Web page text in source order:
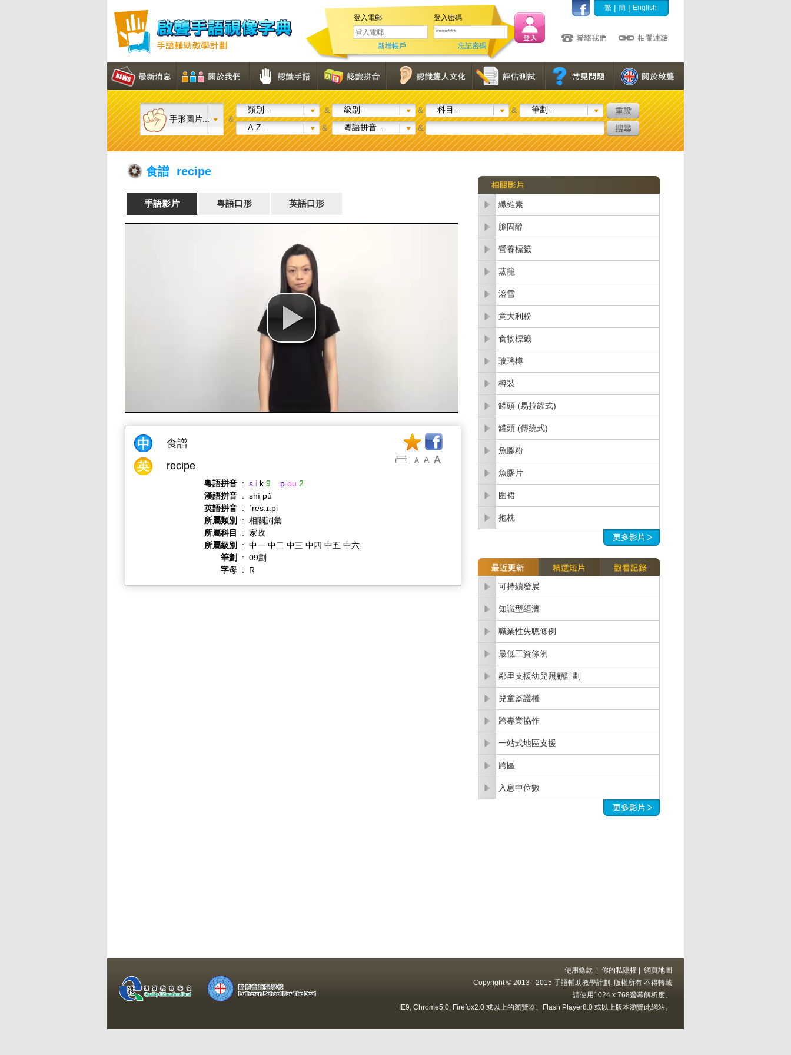
登入電郵 登入密碼
新增帳戶 忘記密碼
繁 | 簡 | English
手形圖片... &
類別... & 級別... & 科目... &
筆劃...
A-Z...
& 粵語拼音... &
食譜 recipe
手語影片 粵語口形 英語口形
食譜
recipe
粵語拼音 : s i k 9 p ou 2
漢語拼音 : shí pǔ
英語拼音 :
ˈres.ɪ.pi
所屬類別
: 相關詞彙
所屬科目
: 家政
所屬級別
: 中一 中二 中三 中四 中五 中六
筆劃
: 09劃
字母 : R
纖維素
膽固醇
營養標籤
蒸籠
溶雪
意大利粉
食物標籤
玻璃樽
樽裝
罐頭 (易拉罐式)
罐頭 (傳統式)
魚膠粉
魚膠片
圍裙
抱枕
可持續發展
知識型經濟
職業性失聰條例
最低工資條例
鄰里支援幼兒照顧計劃
兒童監護權
跨專業協作
一站式地區支援
跨區
入息中位數
使用條款 你的私隱權
網頁地圖
Copyright © 2013 - 2015 手語輔助教學計劃. 版權所有 不得轉載
請使用1024 x 768螢幕解析度、
IE9, Chrome5.0, Firefox2.0 或以上的瀏覽器、Flash Player8.0 或以上版本瀏覽此網站。